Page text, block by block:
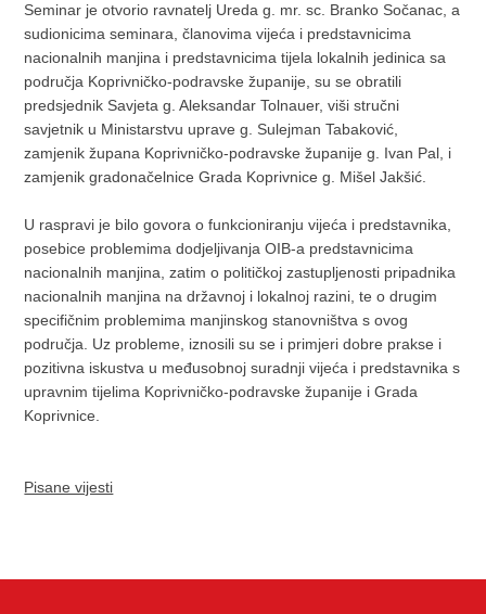
Seminar je otvorio ravnatelj Ureda g. mr. sc. Branko Sočanac, a
sudionicima seminara, članovima vijeća i predstavnicima
nacionalnih manjina i predstavnicima tijela lokalnih jedinica sa
područja Koprivničko-podravske županije, su se obratili
predsjednik Savjeta g. Aleksandar Tolnauer, viši stručni
savjetnik u Ministarstvu uprave g. Sulejman Tabaković,
zamjenik župana Koprivničko-podravske županije g. Ivan Pal, i
zamjenik gradonačelnice Grada Koprivnice g. Mišel Jakšić.
U raspravi je bilo govora o funkcioniranju vijeća i predstavnika,
posebice problemima dodjeljivanja OIB-a predstavnicima
nacionalnih manjina, zatim o političkoj zastupljenosti pripadnika
nacionalnih manjina na državnoj i lokalnoj razini, te o drugim
specifičnim problemima manjinskog stanovništva s ovog
područja. Uz probleme, iznosili su se i primjeri dobre prakse i
pozitivna iskustva u međusobnoj suradnji vijeća i predstavnika s
upravnim tijelima Koprivničko-podravske županije i Grada
Koprivnice.
Pisane vijesti